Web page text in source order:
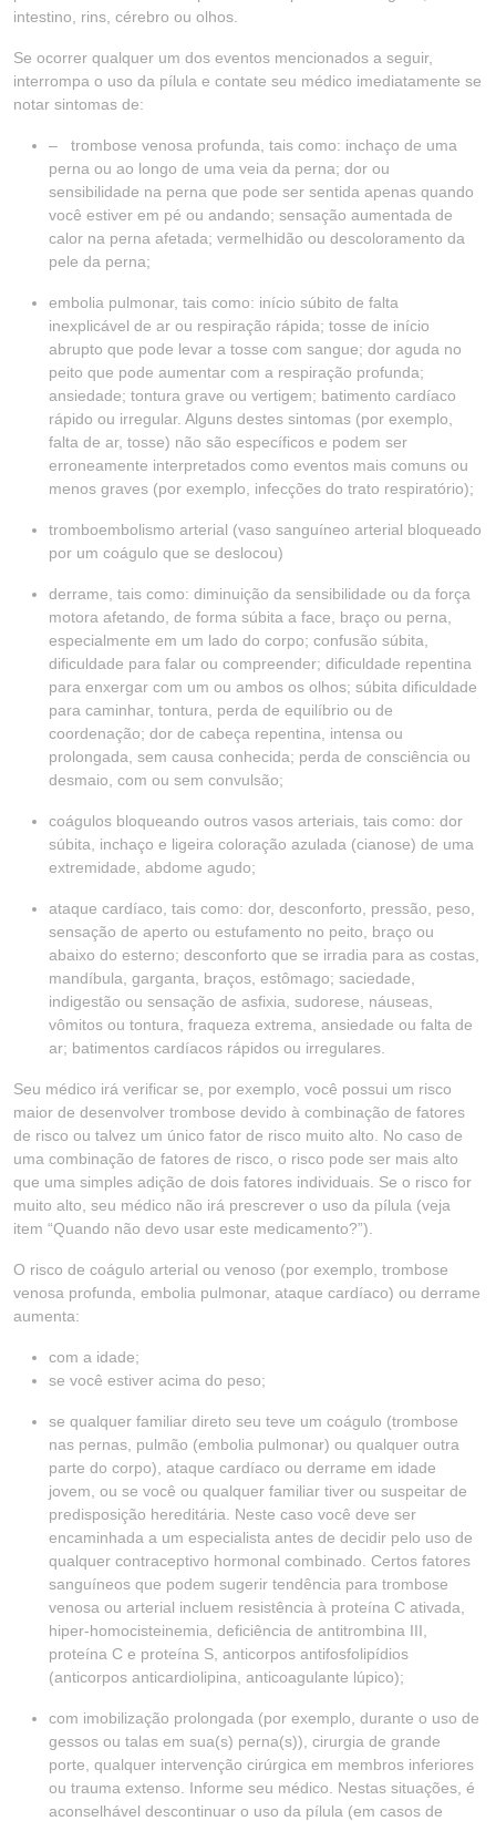
intestino, rins, cérebro ou olhos.
Se ocorrer qualquer um dos eventos mencionados a seguir,
interrompa o uso da pílula e contate seu médico imediatamente se
notar sintomas de:
– trombose venosa profunda, tais como: inchaço de uma
perna ou ao longo de uma veia da perna; dor ou
sensibilidade na perna que pode ser sentida apenas quando
você estiver em pé ou andando; sensação aumentada de
calor na perna afetada; vermelhidão ou descoloramento da
pele da perna;
embolia pulmonar, tais como: início súbito de falta
inexplicável de ar ou respiração rápida; tosse de início
abrupto que pode levar a tosse com sangue; dor aguda no
peito que pode aumentar com a respiração profunda;
ansiedade; tontura grave ou vertigem; batimento cardíaco
rápido ou irregular. Alguns destes sintomas (por exemplo,
falta de ar, tosse) não são específicos e podem ser
erroneamente interpretados como eventos mais comuns ou
menos graves (por exemplo, infecções do trato respiratório);
tromboembolismo arterial (vaso sanguíneo arterial bloqueado
por um coágulo que se deslocou)
derrame, tais como: diminuição da sensibilidade ou da força
motora afetando, de forma súbita a face, braço ou perna,
especialmente em um lado do corpo; confusão súbita,
dificuldade para falar ou compreender; dificuldade repentina
para enxergar com um ou ambos os olhos; súbita dificuldade
para caminhar, tontura, perda de equilíbrio ou de
coordenação; dor de cabeça repentina, intensa ou
prolongada, sem causa conhecida; perda de consciência ou
desmaio, com ou sem convulsão;
coágulos bloqueando outros vasos arteriais, tais como: dor
súbita, inchaço e ligeira coloração azulada (cianose) de uma
extremidade, abdome agudo;
ataque cardíaco, tais como: dor, desconforto, pressão, peso,
sensação de aperto ou estufamento no peito, braço ou
abaixo do esterno; desconforto que se irradia para as costas,
mandíbula, garganta, braços, estômago; saciedade,
indigestão ou sensação de asfixia, sudorese, náuseas,
vômitos ou tontura, fraqueza extrema, ansiedade ou falta de
ar; batimentos cardíacos rápidos ou irregulares.
Seu médico irá verificar se, por exemplo, você possui um risco
maior de desenvolver trombose devido à combinação de fatores
de risco ou talvez um único fator de risco muito alto. No caso de
uma combinação de fatores de risco, o risco pode ser mais alto
que uma simples adição de dois fatores individuais. Se o risco for
muito alto, seu médico não irá prescrever o uso da pílula (veja
item “Quando não devo usar este medicamento?”).
O risco de coágulo arterial ou venoso (por exemplo, trombose
venosa profunda, embolia pulmonar, ataque cardíaco) ou derrame
aumenta:
com a idade;
se você estiver acima do peso;
se qualquer familiar direto seu teve um coágulo (trombose
nas pernas, pulmão (embolia pulmonar) ou qualquer outra
parte do corpo), ataque cardíaco ou derrame em idade
jovem, ou se você ou qualquer familiar tiver ou suspeitar de
predisposição hereditária. Neste caso você deve ser
encaminhada a um especialista antes de decidir pelo uso de
qualquer contraceptivo hormonal combinado. Certos fatores
sanguíneos que podem sugerir tendência para trombose
venosa ou arterial incluem resistência à proteína C ativada,
hiper-homocisteinemia, deficiência de antitrombina III,
proteína C e proteína S, anticorpos antifosfolipídios
(anticorpos anticardiolipina, anticoagulante lúpico);
com imobilização prolongada (por exemplo, durante o uso de
gessos ou talas em sua(s) perna(s)), cirurgia de grande
porte, qualquer intervenção cirúrgica em membros inferiores
ou trauma extenso. Informe seu médico. Nestas situações, é
aconselhável descontinuar o uso da pílula (em casos de